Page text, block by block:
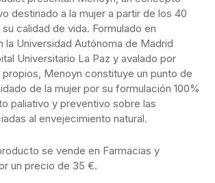
destinado a la mujer a partir de los 40
calidad de vida. Formulado en
la Universidad Autónoma de Madrid
Universitario La Paz y avalado por
Menoyn constituye un punto de
de la mujer por su formulación 100%
paliativo y preventivo sobre las
al envejecimiento natural.
se vende en Farmacias y
un precio de 35 €.